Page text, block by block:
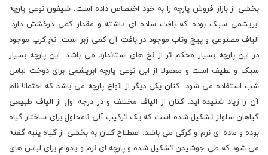
بخشی از بازار فروش پارچه را به خود اختصاص داده است. شیفون نوعی پارچه
ابریشمی سبک بوده که بافت ساده ای داشته و مقدار کمی درخشش دارد.
الیاف مصنوعی و پیچ وتاب موجود در بافت آن کمی زبر است. نخ کرپ موجود
در این پارچه بسیار محکم تر از نخ های استاندارد می باشد. این پارچه بسیار
سبک و لطیف است و معمولا از این نوعی پارچه ابریشمی برای دوخت لباس
شب استفاده می شود. کتان یکی دیگر از انواع پارچه می باشد که احتمالا نام
آن را زیاد شنیده اید. کتان از الیاف مختلف و در درجه اول از الیاف طبیعی
گیاهان سلولز تشکیل شده است که یک ترکیب آلی نامحلول برای ساختار گیاه
بوده و ماده ای نرم و کرکی می باشد. اصطلاح کتان به بخشی از گیاه پنبه گفته
می شود که طی جوشیدن تشکیل شده و پارچه ای نرم و بادوام برای لباس های